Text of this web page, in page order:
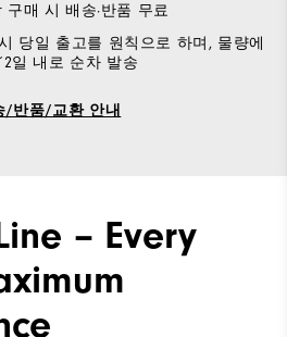
구매 시 배송·반품 무료
당일 출고를 원칙으로 하며, 물량에
일 내로 순차 발송
/반품/교환 안내
– Every